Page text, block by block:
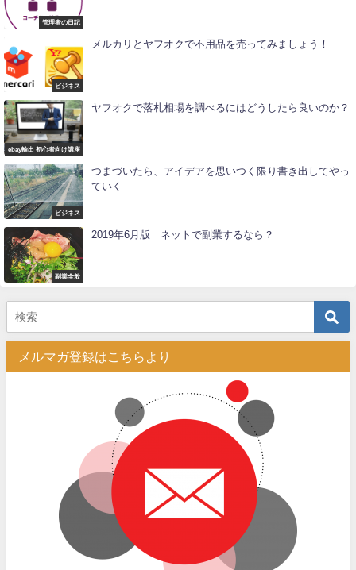
管理者の日記
ビジネス
メルカリとヤフオクで不用品を売ってみましょう！
ebay輸出 初心者向け講座
ヤフオクで落札相場を調べるにはどうしたら良いのか？
ビジネス
つまづいたら、アイデアを思いつく限り書き出してやっ
ていく
副業全般
2019年6月版 ネットで副業するなら？
メルマガ登録はこちらより